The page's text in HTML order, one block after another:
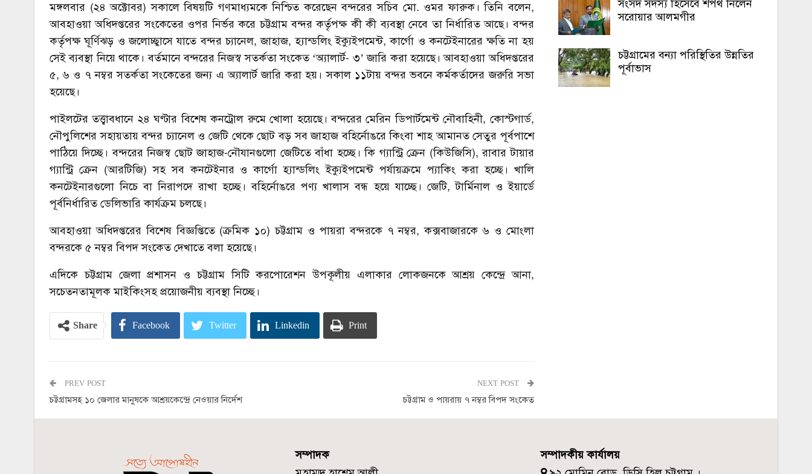
মঙ্গলবার (২৪ অক্টোবর) সকালে বিষয়টি গণমাধ্যমকে নিশ্চিত করেছেন বন্দরের সচিব মো. ওমর ফারুক। তিনি বলেন,
আবহাওয়া অধিদপ্তরের সংকেতের ওপর নির্ভর করে চট্টগ্রাম বন্দর কর্তৃপক্ষ কী কী ব্যবস্থা নেবে তা নির্ধারিত আছে। বন্দর
কর্তৃপক্ষ ঘূর্ণিঝড় ও জলোচ্ছ্বাসে যাতে বন্দর চ্যানেল, জাহাজ, হ্যান্ডলিং ইক্যুইপমেন্ট, কার্গো ও কনটেইনারের ক্ষতি না হয়
সেই ব্যবস্থা নিয়ে থাকে। বর্তমানে বন্দরের নিজস্ব সতর্কতা সংকেত ‘অ্যালার্ট- ৩’ জারি করা হয়েছে। আবহাওয়া অধিদপ্তরের
৫, ৬ ও ৭ নম্বর সতর্কতা সংকেতের জন্য এ অ্যালার্ট জারি করা হয়। সকাল ১১টায় বন্দর ভবনে কর্মকর্তাদের জরুরি সভা
হয়েছে।
পাইলটের তত্ত্বাবধানে ২৪ ঘণ্টার বিশেষ কনট্রোল রুমে খোলা হয়েছে। বন্দরের মেরিন ডিপার্টমেন্ট নৌবাহিনী, কোস্টগার্ড,
নৌপুলিশের সহায়তায় বন্দর চ্যানেল ও জেটি থেকে ছোট বড় সব জাহাজ বহির্নোঙরে কিংবা শাহ আমানত সেতুর পূর্বপাশে
পাঠিয়ে দিচ্ছে। বন্দরের নিজস্ব ছোট জাহাজ-নৌযানগুলো জেটিতে বাঁধা হচ্ছে। কি গ্যান্ট্রি ক্রেন (কিউজিসি), রাবার টায়ার
গ্যান্ট্রি ক্রেন (আরটিজি) সহ সব কনটেইনার ও কার্গো হ্যান্ডলিং ইক্যুইপমেন্ট পর্যায়ক্রমে প্যাকিং করা হচ্ছে। খালি
কনটেইনারগুলো নিচে বা নিরাপদে রাখা হচ্ছে। বহির্নোঙরে পণ্য খালাস বন্ধ হয়ে যাচ্ছে। জেটি, টার্মিনাল ও ইয়ার্ডে
পূর্বনির্ধারিত ডেলিভারি কার্যক্রম চলছে।
আবহাওয়া অধিদপ্তরের বিশেষ বিজ্ঞপ্তিতে (ক্রমিক ১০) চট্টগ্রাম ও পায়রা বন্দরকে ৭ নম্বর, কক্সবাজারকে ৬ ও মোংলা
বন্দরকে ৫ নম্বর বিপদ সংকেত দেখাতে বলা হয়েছে।
এদিকে চট্টগ্রাম জেলা প্রশাসন ও চট্টগ্রাম সিটি করপোরেশন উপকূলীয় এলাকার লোকজনকে আশ্রয় কেন্দ্রে আনা,
সচেতনতামূলক মাইকিংসহ প্রয়োজনীয় ব্যবস্থা নিচ্ছে।
Share Facebook Twitter Linkedin Print
PREV POST
চট্টগ্রামসহ ১০ জেলার মানুষকে আশ্রয়কেন্দ্রে নেওয়ার নির্দেশ
NEXT POST
চট্টগ্রাম ও পায়রায় ৭ নম্বর বিপদ সংকেত
সংসদ সদস্য হিসেবে শপথ নিলেন
সরোয়ার আলমগীর
চট্টগ্রামের বন্যা পরিস্থিতির উন্নতির
পূর্বাভাস
সম্পাদক
সম্পাদকীয় কার্যালয়